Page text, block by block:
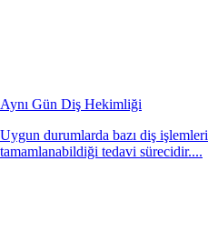
Aynı Gün Diş Hekimliği
Uygun durumlarda bazı diş
tamamlanabildiği tedavi sürecidir....